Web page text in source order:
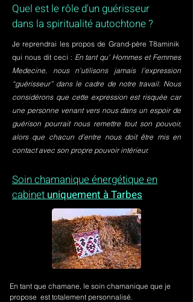
Quel est le rôle d'un guérisseur
dans la spiritualité autochtone ?
Je reprendrai les propos de Grand-père T8aminik
qui nous dit ceci : En tant qu' Hommes et Femmes
Medecine, nous n'utilisons jamais l’expression
“guérisseur” dans le cadre de notre travail. Nous
considérons que cette expression est risquée car
une personne venant vers nous dans un espoir de
guérison pourrait nous remettre tout son pouvoir,
alors que chacun d’entre nous doit être mis en
contact avec son propre pouvoir intérieur.
Soin chamanique énergétique en
cabinet uniquement à Tarbes
En tant que chamane, le soin chamanique que je
propose est totalement personnalisé.